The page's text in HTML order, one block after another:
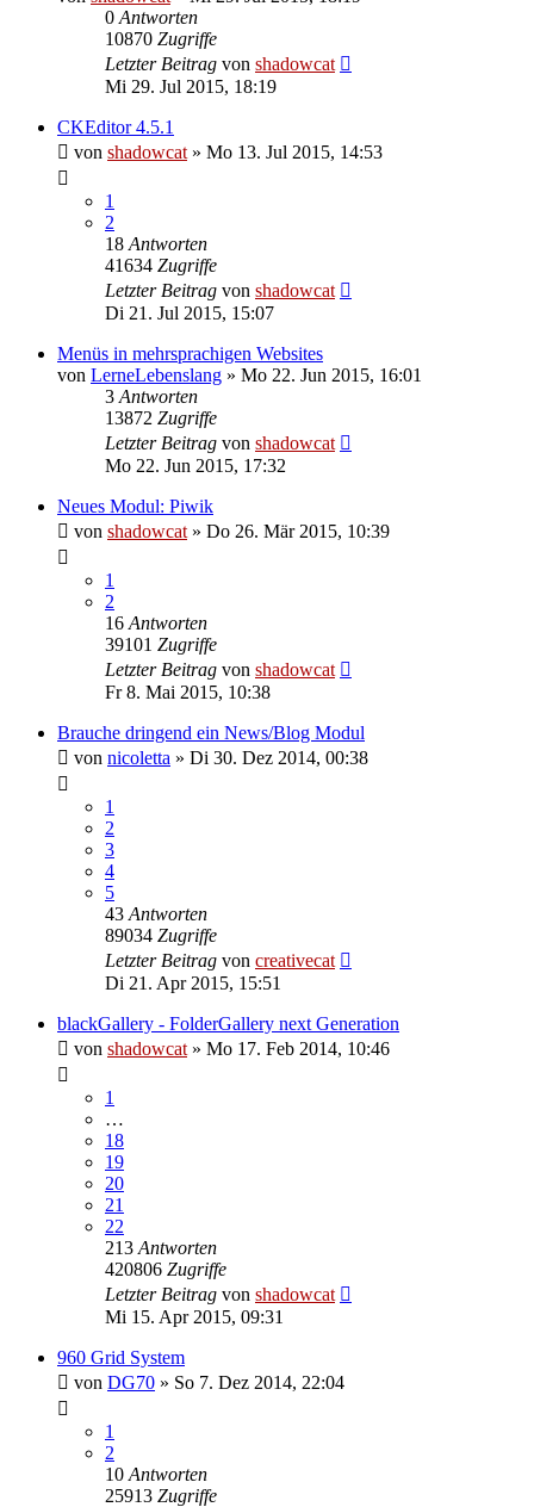
0 Antworten
10870 Zugriffe
Letzter Beitrag von shadowcat
Mi 29. Jul 2015, 18:19
CKEditor 4.5.1
von shadowcat » Mo 13. Jul 2015, 14:53
1
2
18 Antworten
41634 Zugriffe
Letzter Beitrag von shadowcat
Di 21. Jul 2015, 15:07
Menüs in mehrsprachigen Websites
von LerneLebenslang » Mo 22. Jun 2015, 16:01
3 Antworten
13872 Zugriffe
Letzter Beitrag von shadowcat
Mo 22. Jun 2015, 17:32
Neues Modul: Piwik
von shadowcat » Do 26. Mär 2015, 10:39
1
2
16 Antworten
39101 Zugriffe
Letzter Beitrag von shadowcat
Fr 8. Mai 2015, 10:38
Brauche dringend ein News/Blog Modul
von nicoletta » Di 30. Dez 2014, 00:38
1
2
3
4
5
43 Antworten
89034 Zugriffe
Letzter Beitrag von creativecat
Di 21. Apr 2015, 15:51
blackGallery - FolderGallery next Generation
von shadowcat » Mo 17. Feb 2014, 10:46
1
…
18
19
20
21
22
213 Antworten
420806 Zugriffe
Letzter Beitrag von shadowcat
Mi 15. Apr 2015, 09:31
960 Grid System
von DG70 » So 7. Dez 2014, 22:04
1
2
10 Antworten
25913 Zugriffe